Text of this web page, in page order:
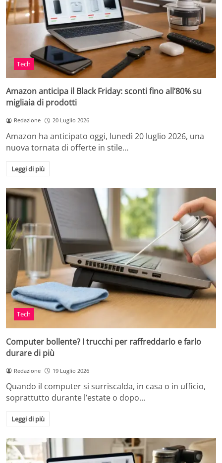
Tech
Amazon anticipa il Black Friday: sconti fino all’80% su
migliaia di prodotti
Redazione 20 Luglio 2026
Amazon ha anticipato oggi, lunedì 20 luglio 2026, una
nuova tornata di offerte in stile…
Leggi di più
Tech
Computer bollente? I trucchi per raffreddarlo e farlo
durare di più
Redazione 19 Luglio 2026
Quando il computer si surriscalda, in casa o in ufficio,
soprattutto durante l’estate o dopo…
Leggi di più